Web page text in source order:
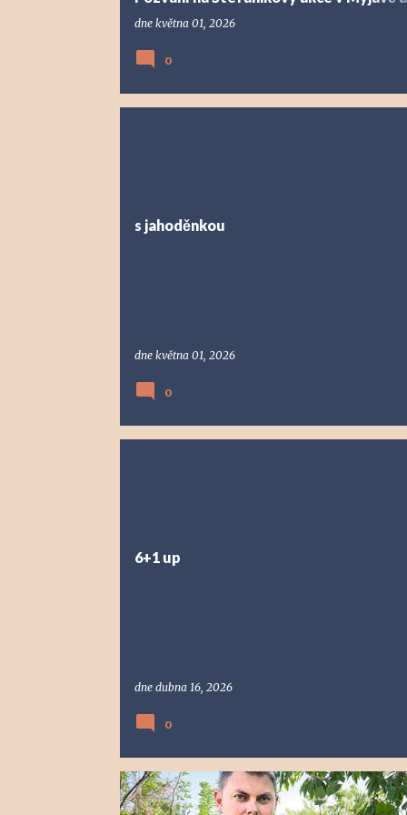
Bradle
dne května 01, 2026
0
s jahoděnkou
dne května 01, 2026
0
6+1 up
dne dubna 16, 2026
0
NÁLEV OCHRANA PLÍSEˇ POSTŘIK